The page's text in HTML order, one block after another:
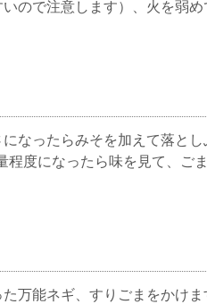
ので注意します）、火を弱め
なったらみそを加えて落と
程度になったら味を見て、ご
万能ネギ、すりごまをかけま